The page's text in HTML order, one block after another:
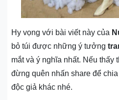
Hy vọng với bài viết này của
bỏ túi được những ý tưởng
mắt và ý nghĩa nhất. Nếu thấy
đừng quên nhấn share để
độc giả khác nhé.